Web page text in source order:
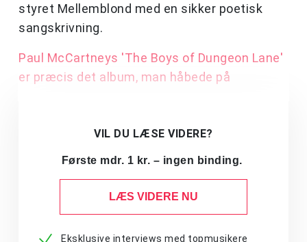
styret Mellemblond med en sikker poetisk
sangskrivning.
Paul McCartneys 'The Boys of Dungeon Lane'
er præcis det album, man håbede på
VIL DU LÆSE VIDERE?
Første mdr. 1 kr. – ingen binding.
LÆS VIDERE NU
Eksklusive interviews med topmusikere